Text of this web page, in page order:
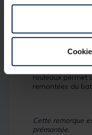
Remorque
.
taille 13 pouces
la route sur de
de sécurité.
Ces 2 rampes
bateau. Le
rouleaux permet
remontées du
Cette remorque
prémontée.